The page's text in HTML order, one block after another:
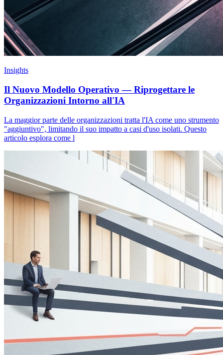
Insights
Il Nuovo Modello Operativo — Riprogettare le
Organizzazioni Intorno all'IA
La maggior parte delle organizzazioni tratta l'IA come uno strumento
"aggiuntivo", limitando il suo impatto a casi d'uso isolati. Questo
articolo esplora come l